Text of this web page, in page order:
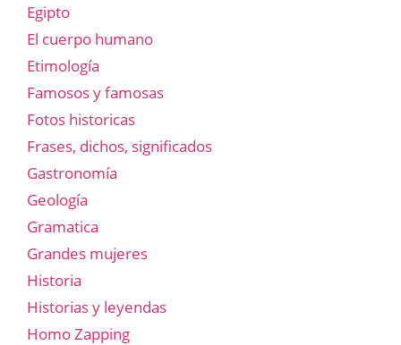
Egipto
El cuerpo humano
Etimología
Famosos y famosas
Fotos historicas
Frases, dichos, significados
Gastronomía
Geología
Gramatica
Grandes mujeres
Historia
Historias y leyendas
Homo Zapping